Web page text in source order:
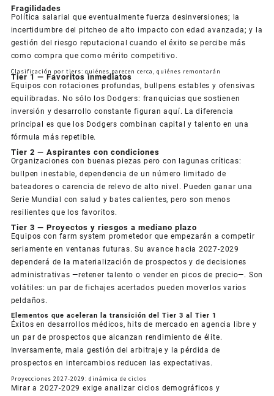
Fragilidades
Política salarial que eventualmente fuerza desinversiones; la
incertidumbre del pitcheo de alto impacto con edad avanzada; y la
gestión del riesgo reputacional cuando el éxito se percibe más
como compra que como mérito competitivo.
Clasificación por tiers: quiénes parecen cerca, quiénes remontarán
Tier 1 — Favoritos inmediatos
Equipos con rotaciones profundas, bullpens estables y ofensivas
equilibradas. No sólo los Dodgers: franquicias que sostienen
inversión y desarrollo constante figuran aquí. La diferencia
principal es que los Dodgers combinan capital y talento en una
fórmula más repetible.
Tier 2 — Aspirantes con condiciones
Organizaciones con buenas piezas pero con lagunas críticas:
bullpen inestable, dependencia de un número limitado de
bateadores o carencia de relevo de alto nivel. Pueden ganar una
Serie Mundial con salud y bates calientes, pero son menos
resilientes que los favoritos.
Tier 3 — Proyectos y riesgos a mediano plazo
Equipos con farm system prometedor que empezarán a competir
seriamente en ventanas futuras. Su avance hacia 2027-2029
dependerá de la materialización de prospectos y de decisiones
administrativas —retener talento o vender en picos de precio—. Son
volátiles: un par de fichajes acertados pueden moverlos varios
peldaños.
Elementos que aceleran la transición del Tier 3 al Tier 1
Éxitos en desarrollos médicos, hits de mercado en agencia libre y
un par de prospectos que alcanzan rendimiento de élite.
Inversamente, mala gestión del arbitraje y la pérdida de
prospectos en intercambios reducen las expectativas.
Proyecciones 2027-2029: dinámica de ciclos
Mirar a 2027-2029 exige analizar ciclos demográficos y